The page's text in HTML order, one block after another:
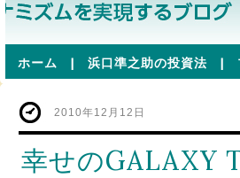
ホーム | 浜口準之助の投資法 |
2010年12月12日
幸せのGALAXY